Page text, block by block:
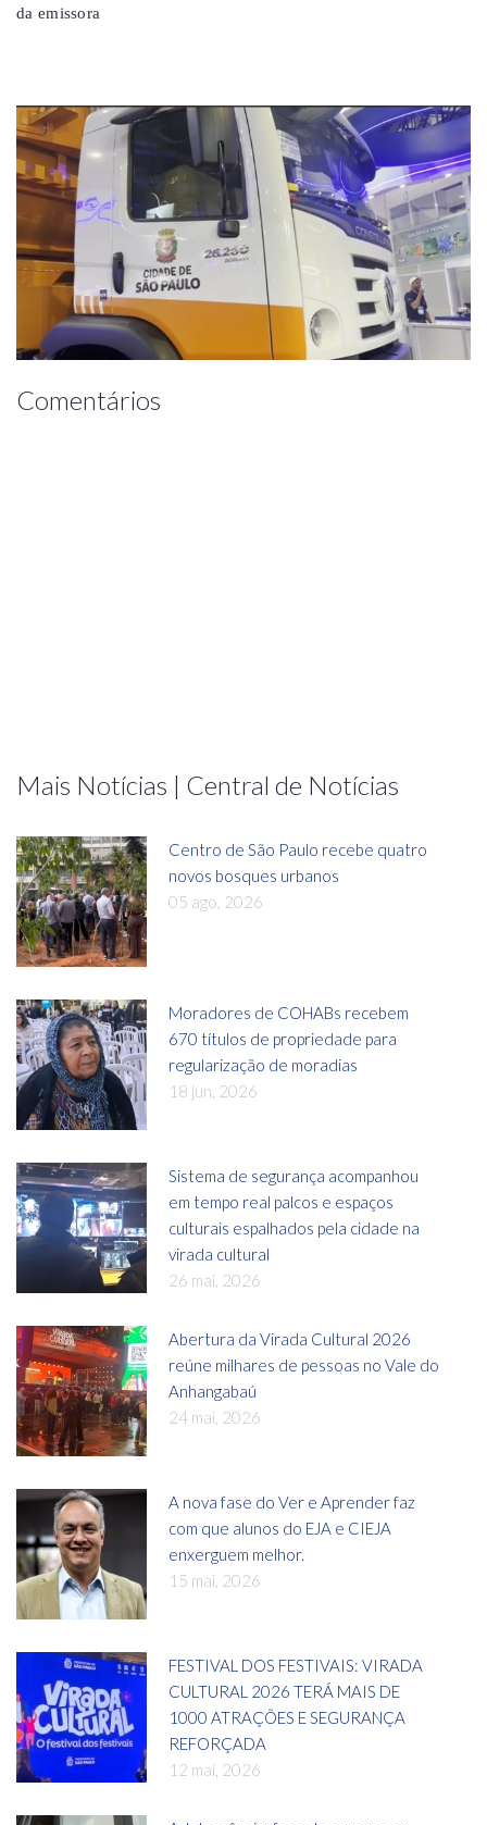
da emissora
Comentários
Mais Notícias | Central de Notícias
Centro de São Paulo recebe quatro
novos bosques urbanos
05 ago, 2026
Moradores de COHABs recebem
670 títulos de propriedade para
regularização de moradias
18 jun, 2026
Sistema de segurança acompanhou
em tempo real palcos e espaços
culturais espalhados pela cidade na
virada cultural
26 mai, 2026
Abertura da Virada Cultural 2026
reúne milhares de pessoas no Vale do
Anhangabaú
24 mai, 2026
A nova fase do Ver e Aprender faz
com que alunos do EJA e CIEJA
enxerguem melhor.
15 mai, 2026
FESTIVAL DOS FESTIVAIS: VIRADA
CULTURAL 2026 TERÁ MAIS DE
1000 ATRAÇÕES E SEGURANÇA
REFORÇADA
12 mai, 2026